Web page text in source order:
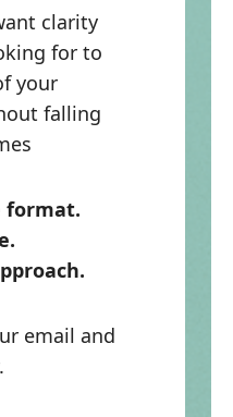
clarity
for to
your
falling
format.
email and